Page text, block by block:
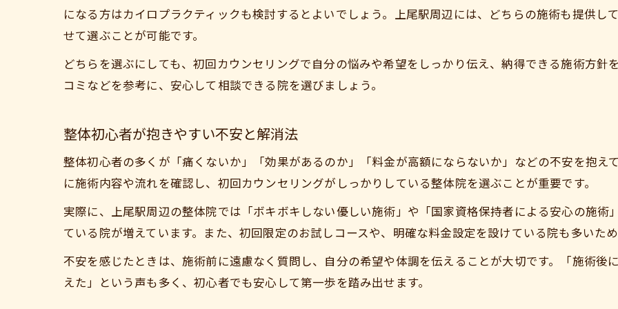
整体初心者が知っておきたい保険の基礎
になる方はカイロプラクティックも検討するとよいでしょう。上尾駅周辺には、どちらの施術も提供し
せて選ぶことが可能です。
どちらを選ぶにしても、初回カウンセリングで自分の悩みや希望をしっかり伝え、納得できる施術方針
コミなどを参考に、安心して相談できる院を選びましょう。
整体初心者が抱きやすい不安と解消法
整体初心者の多くが「痛くないか」「効果があるのか」「料金が高額にならないか」などの不安を抱え
に施術内容や流れを確認し、初回カウンセリングがしっかりしている整体院を選ぶことが重要です。
実際に、上尾駅周辺の整体院では「ボキボキしない優しい施術」や「国家資格保持者による安心の施術
ている院が増えています。また、初回限定のお試しコースや、明確な料金設定を設けている院も多いた
不安を感じたときは、施術前に遠慮なく質問し、自分の希望や体調を伝えることが大切です。「施術後
えた」という声も多く、初心者でも安心して第一歩を踏み出せます。